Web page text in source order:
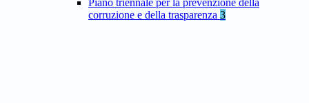
Piano triennale per la prevenzione della
corruzione e della trasparenza 3